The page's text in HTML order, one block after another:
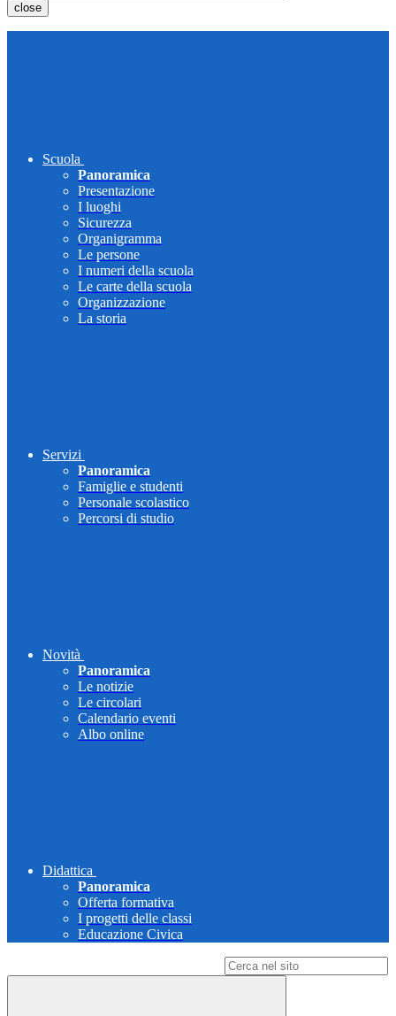
close
Scuola
Panoramica
Presentazione
I luoghi
Sicurezza
Organigramma
Le persone
I numeri della scuola
Le carte della scuola
Organizzazione
La storia
Servizi
Panoramica
Famiglie e studenti
Personale scolastico
Percorsi di studio
Novità
Panoramica
Le notizie
Le circolari
Calendario eventi
Albo online
Didattica
Panoramica
Offerta formativa
I progetti delle classi
Educazione Civica